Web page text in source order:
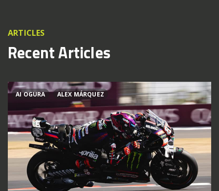
ARTICLES
Recent Articles
AI OGURA ALEX MÁRQUEZ